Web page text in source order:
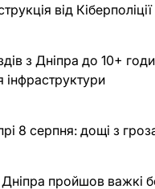
від
з Дніпра до 10+
8 серпня: дощі з
Дніпра пройшов важкі